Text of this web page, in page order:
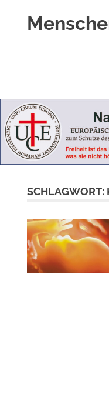
Geborene
wie
für
Ungeborene
SCHLAGWORT: